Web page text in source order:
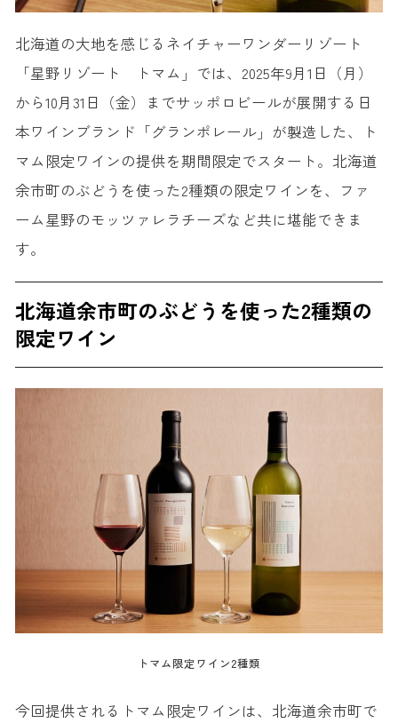
北海道の大地を感じるネイチャーワンダーリゾート
「星野リゾート トマム」では、2025年9月1日（月）
から10月31日（金）までサッポロビールが展開する日
本ワインブランド「グランポレール」が製造した、ト
マム限定ワインの提供を期間限定でスタート。北海道
余市町のぶどうを使った2種類の限定ワインを、ファ
ーム星野のモッツァレラチーズなど共に堪能できま
す。
北海道余市町のぶどうを使った2種類の
限定ワイン
トマム限定ワイン2種類
今回提供されるトマム限定ワインは、北海道余市町で